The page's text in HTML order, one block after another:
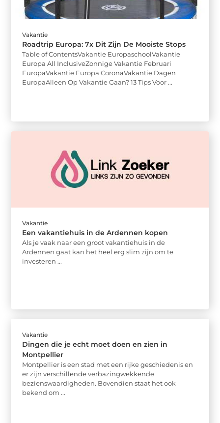
Vakantie
Roadtrip Europa: 7x Dit Zijn De Mooiste Stops
Table of ContentsVakantie EuropaschoolVakantie
Europa All InclusiveZonnige Vakantie Februari
EuropaVakantie Europa CoronaVakantie Dagen
EuropaAlleen Op Vakantie Gaan? 13 Tips Voor ...
Vakantie
Een vakantiehuis in de Ardennen kopen
Als je vaak naar een groot vakantiehuis in de
Ardennen gaat kan het heel erg slim zijn om te
investeren ...
Vakantie
Dingen die je echt moet doen en zien in
Montpellier
Montpellier is een stad met een rijke geschiedenis en
er zijn verschillende verbazingwekkende
bezienswaardigheden. Bovendien staat het ook
bekend om ...